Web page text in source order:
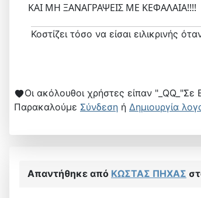
ΚΑΙ ΜΗ ΞΑΝΑΓΡΑΨΕΙΣ ΜΕ ΚΕΦΑΛΑΙΑ!!!!
Κοστίζει τόσο να είσαι ειλικρινής
Οι ακόλουθοι χρήστες είπαν "_QQ_"Σε
Παρακαλούμε Σύνδεση ή Δημιουργία
Απαντήθηκε από ΚΩΣΤΑΣ ΠΗΧΑΣ